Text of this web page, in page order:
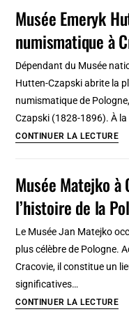
et
vue
Musée Emeryk
numismatique à
Dépendant du Musée
Hutten-Czapski abrite la
numismatique de
Czapski (1828-1896). À
CONTINUER LA LECTURE
:
Musée Matejko à
l’histoire de la
Le Musée Jan Matejko
plus célèbre de Pologne.
Cracovie, il constitue un
significatives…
CONTINUER LA LECTURE